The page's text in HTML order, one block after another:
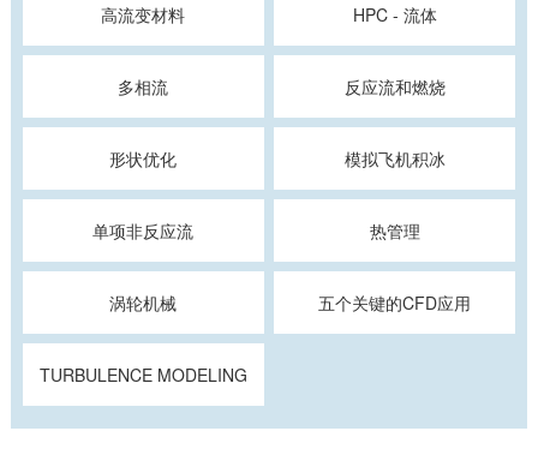
高流变材料 HPC - 流体
多相流 反应流和燃烧
形状优化 模拟飞机积冰
单项非反应流 热管理
涡轮机械 五个关键的CFD应用
TURBULENCE MODELING